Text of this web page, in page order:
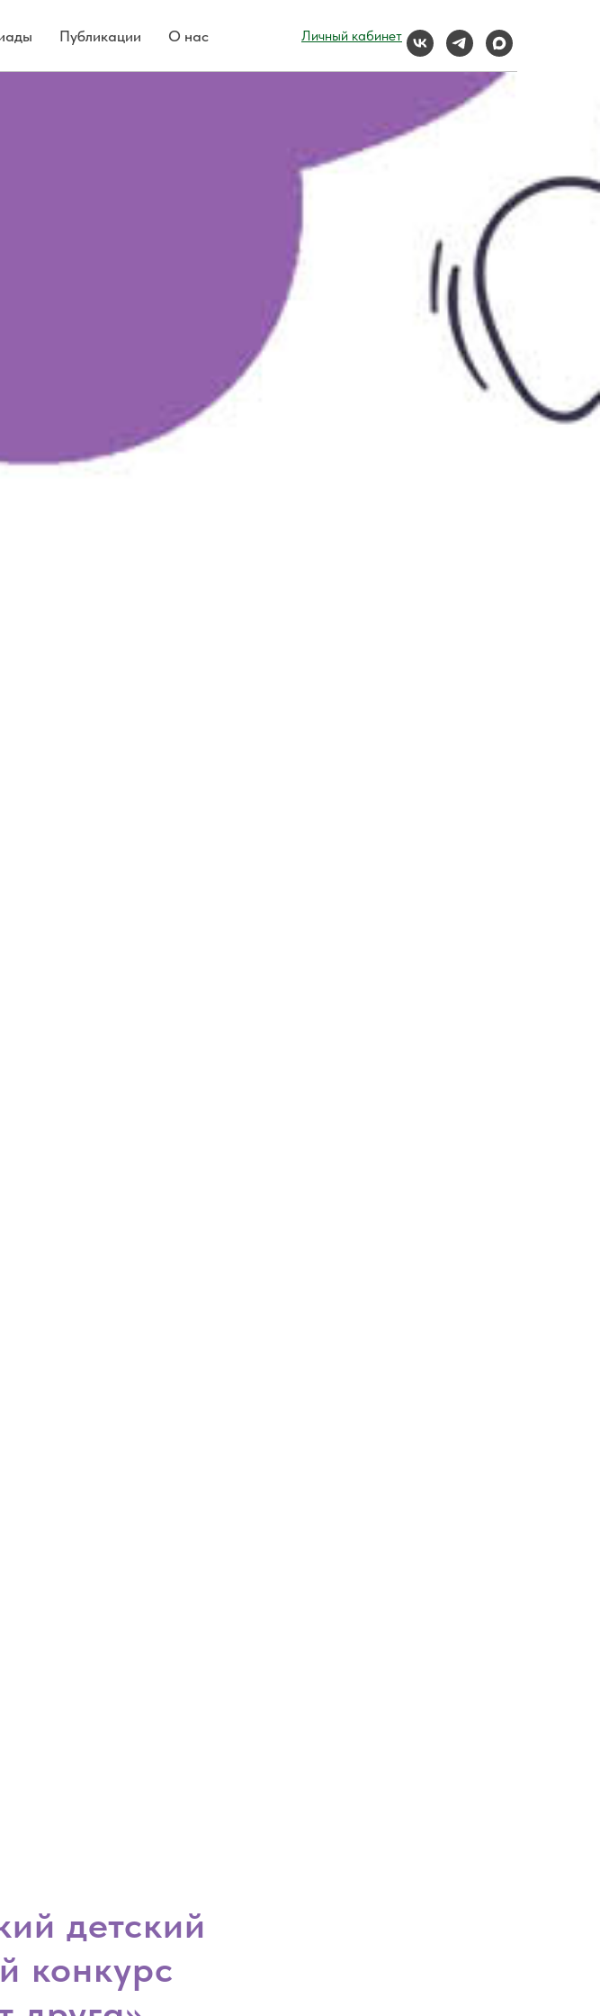
Публикации О нас Личный кабинет
детский
конкурс